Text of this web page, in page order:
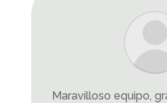
Maravilloso equipo,